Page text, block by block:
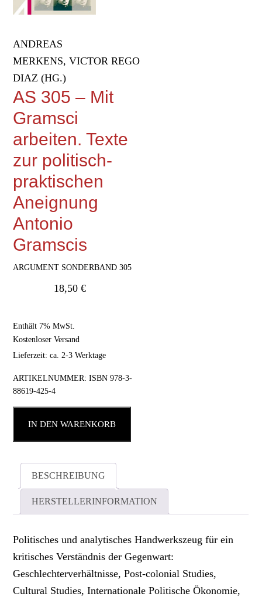
ANDREAS
MERKENS, VICTOR REGO
DIAZ (HG.)
AS 305 – Mit
Gramsci
arbeiten. Texte
zur politisch-
praktischen
Aneignung
Antonio
Gramscis
ARGUMENT SONDERBAND 305
18,50€
Enthält 7% MwSt.
Kostenloser Versand
Lieferzeit: ca. 2-3 Werktage
ARTIKELNUMMER:ISBN 978-3-
88619-425-4
IN DEN WARENKORB
BESCHREIBUNG
HERSTELLERINFORMATION
Politisches und analytisches Handwerkszeug für ein
kritisches Verständnis der Gegenwart:
Geschlechterverhältnisse, Post-colonial Studies,
Cultural Studies, Internationale Politische Ökonomie,